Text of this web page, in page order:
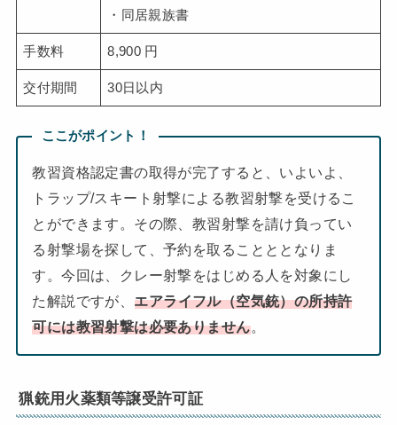
・同居親族書
手数料 8,900 円
交付期間 30日以内
ここがポイント！
教習資格認定書の取得が完了すると、いよいよ、
トラップ/スキート射撃による教習射撃を受けるこ
とができます。その際、教習射撃を請け負ってい
る射撃場を探して、予約を取ることととなりま
す。今回は、クレー射撃をはじめる人を対象にし
た解説ですが、 エアライフル（空気銃）の所持許
可には教習射撃は必要ありません。
猟銃用火薬類等譲受許可証